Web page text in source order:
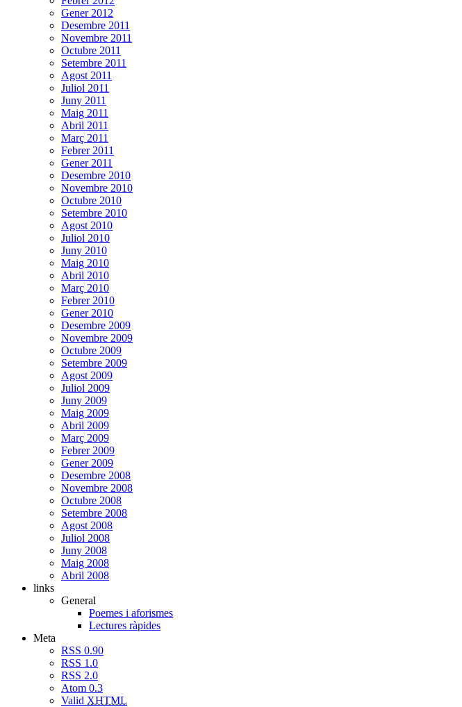
Gener 2012
Desembre 2011
Novembre 2011
Octubre 2011
Setembre 2011
Agost 2011
Juliol 2011
Juny 2011
Maig 2011
Abril 2011
Març 2011
Febrer 2011
Gener 2011
Desembre 2010
Novembre 2010
Octubre 2010
Setembre 2010
Agost 2010
Juliol 2010
Juny 2010
Maig 2010
Abril 2010
Març 2010
Febrer 2010
Gener 2010
Desembre 2009
Novembre 2009
Octubre 2009
Setembre 2009
Agost 2009
Juliol 2009
Juny 2009
Maig 2009
Abril 2009
Març 2009
Febrer 2009
Gener 2009
Desembre 2008
Novembre 2008
Octubre 2008
Setembre 2008
Agost 2008
Juliol 2008
Juny 2008
Maig 2008
Abril 2008
links
General
Poemes i aforismes
Lectures ràpides
Meta
RSS 0.90
RSS 1.0
RSS 2.0
Atom 0.3
Valid XHTML